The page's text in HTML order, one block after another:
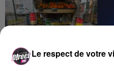
Le respect de votre